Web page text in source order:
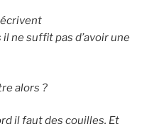
ne suffit pas d’avoir une
alors ?
il faut des couilles. Et